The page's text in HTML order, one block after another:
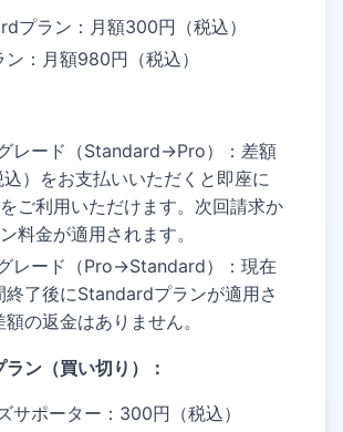
プラン：月額300円（税込）
：月額980円（税込）
レード（Standard→Pro）：差額
）をお支払いいただくと即座に
ご利用いただけます。次回請求か
料金が適用されます。
レード（Pro→Standard）：現在
終了後にStandardプランが適用さ
の返金はありません。
ン（買い切り）：
サポーター：300円（税込）